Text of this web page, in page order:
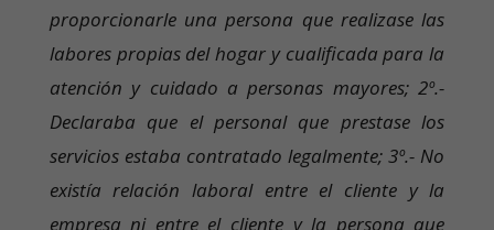
proporcionarle una persona que realizase las
labores propias del hogar y cualificada para la
atención y cuidado a personas mayores; 2º.-
Declaraba que el personal que prestase los
servicios estaba contratado legalmente; 3º.- No
existía relación laboral entre el cliente y la
empresa ni entre el cliente y la persona que